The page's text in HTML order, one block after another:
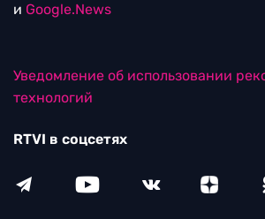
и Google.News
Уведомление об использовании
технологий
RTVI в соцсетях